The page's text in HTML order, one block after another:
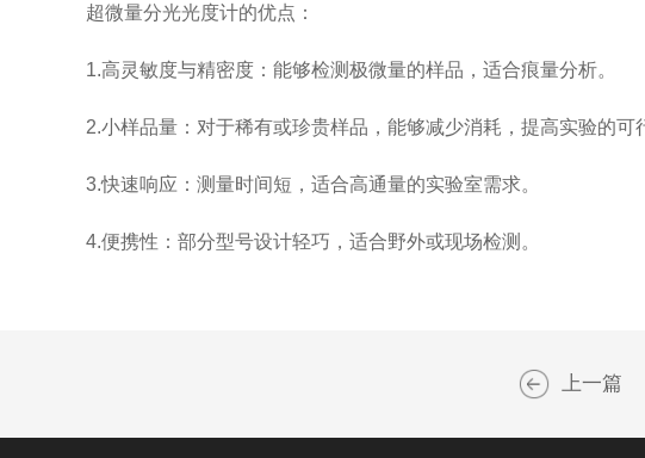
超微量分光光度计的优点：
1.高灵敏度与精密度：能够检测极微量的样品，适合痕量分析。
2.小样品量：对于稀有或珍贵样品，能够减少消耗，提高实验的可
3.快速响应：测量时间短，适合高通量的实验室需求。
4.便携性：部分型号设计轻巧，适合野外或现场检测。
上一篇